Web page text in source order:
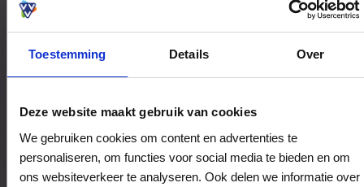
Toestemming Details Over
Deze website maakt gebruik van cookies
We gebruiken cookies om content en advertenties te
personaliseren, om functies voor social media te bieden en om
ons websiteverkeer te analyseren. Ook delen we informatie over
Bestedingslocaties
't Witte Paard
4872AB Etten-Leur